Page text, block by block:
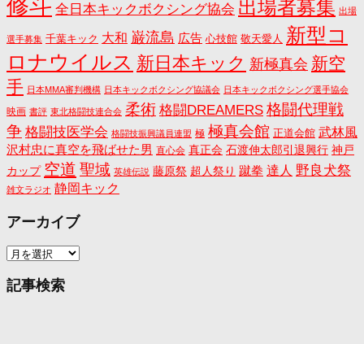
修斗 全日本キックボクシング協会 出場者募集 出場
選手募集 千葉キック 大和 巌流島 広告 心技館 敬天愛人 新型コ
ロナウイルス 新日本キック 新極真会 新空
手 日本MMA審判機構 日本キックボクシング協議会 日本キックボクシング選手協会
映画 書評 東北格闘技連合会 柔術 格闘DREAMERS 格闘代理戦
争 格闘技医学会 格闘技振興議員連盟 極 極真会館 正道会館 武林風
沢村忠に真空を飛ばせた男 直心会 真正会 石渡伸太郎引退興行 神戸
カップ 空道 聖域 英雄伝説 藤原祭 超人祭り 蹴拳 達人 野良犬祭
雑文ラジオ 静岡キック
アーカイブ
ア
カ
記事検索